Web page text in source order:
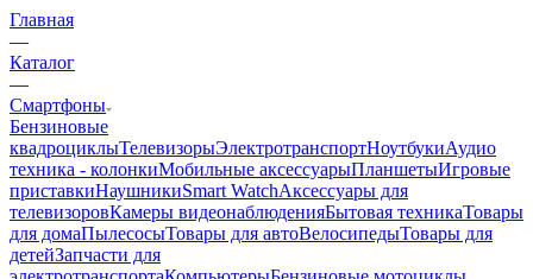
Главная
—
Каталог
—
Смартфоны
Бензиновые
квадроциклыТелевизорыЭлектротранспортНоутбукиАудио
техника - колонкиМобильные аксессуарыПланшетыИгровые
приставкиНаушникиSmart WatchАксессуары для
телевизоровКамеры видеонаблюденияБытовая техникаТовары
для домаПылесосыТовары для автоВелосипедыТовары для
детейЗапчасти для